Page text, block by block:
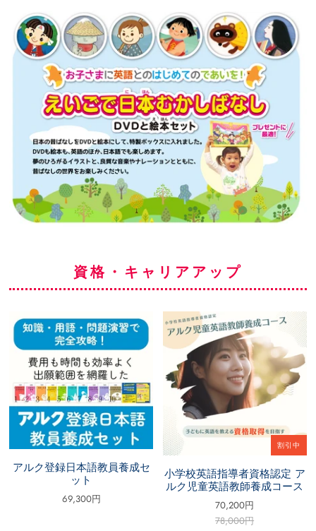
資格・キャリアアップ
アルク登録日本語教員養成セ
ット
69,300円
割引中
小学校英語指導者資格認定 ア
ルク児童英語教師養成コース
70,200円
78,000円